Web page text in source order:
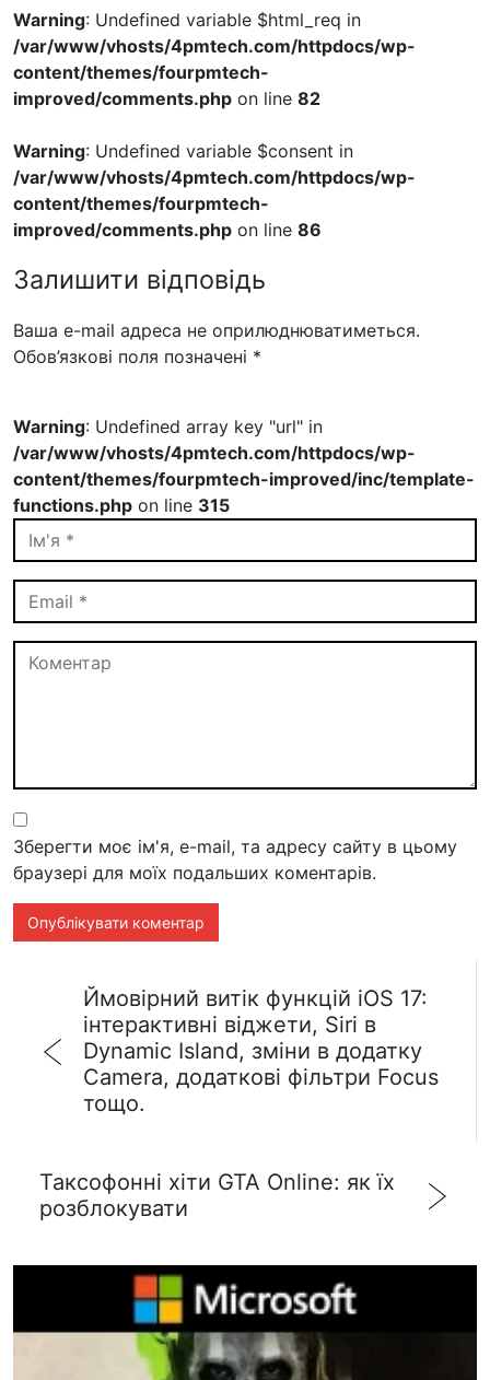
Warning: Undefined variable $html_req in
/var/www/vhosts/4pmtech.com/httpdocs/wp-
content/themes/fourpmtech-
improved/comments.php on line 82
Warning: Undefined variable $consent in
/var/www/vhosts/4pmtech.com/httpdocs/wp-
content/themes/fourpmtech-
improved/comments.php on line 86
Залишити відповідь
Ваша e-mail адреса не оприлюднюватиметься.
Обов’язкові поля позначені *
Warning: Undefined array key "url" in
/var/www/vhosts/4pmtech.com/httpdocs/wp-
content/themes/fourpmtech-improved/inc/template-
functions.php on line 315
Зберегти моє ім'я, e-mail, та адресу сайту в цьому
браузері для моїх подальших коментарів.
Ймовірний витік функцій iOS 17:
інтерактивні віджети, Siri в
Dynamic Island, зміни в додатку
Camera, додаткові фільтри Focus
тощо.
Таксофонні хіти GTA Online: як їх
розблокувати